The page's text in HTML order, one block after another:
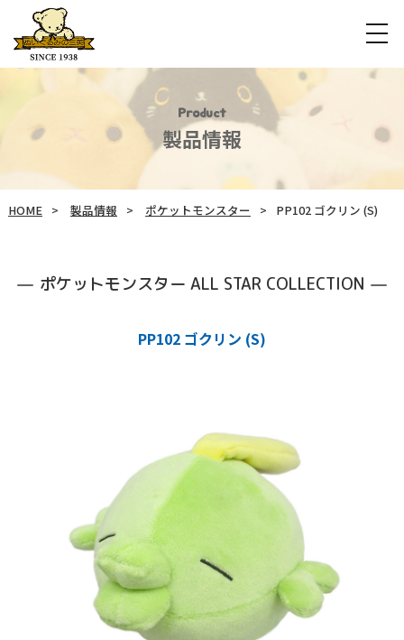
Product
製品情報
HOME 製品情報 ポケットモンスター PP102 ゴクリン (S)
ポケットモンスター ALL STAR COLLECTION
PP102 ゴクリン (S)